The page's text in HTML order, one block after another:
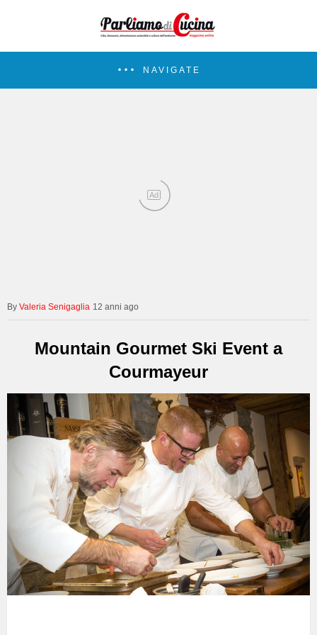
NAVIGATE
Ad
Valeria Senigaglia 12 anni ago
Mountain Gourmet Ski Event a
Courmayeur